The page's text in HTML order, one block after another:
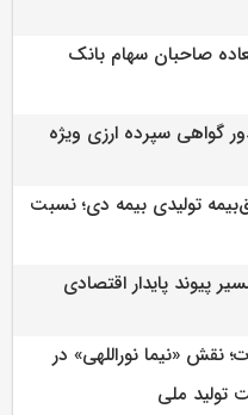
صاحبان سهام بانک
گواهی سپرده ارزی ویژه
حق‌بیمه تولیدی بیمه دی؛ نسبت
پیوند پایدار اقتصادی
«نیما نوراللهی» در
تولید ملی